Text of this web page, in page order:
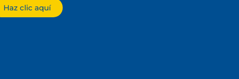
Haz clic aquí